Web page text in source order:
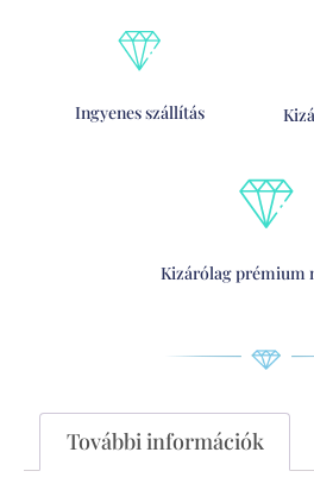
Ingyenes szállítás
Kizárólag prémium
További információk